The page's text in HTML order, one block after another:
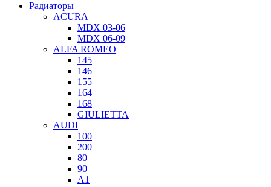
Радиаторы
ACURA
MDX 03-06
MDX 06-09
ALFA ROMEO
145
146
155
164
168
GIULIETTA
AUDI
100
200
80
90
A1